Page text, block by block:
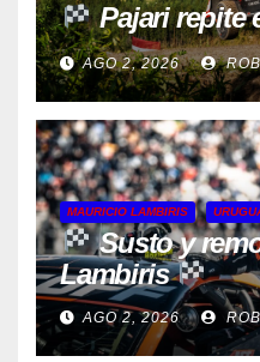
Pajari repite
AGO 2, 2026
MAURICIO LAMBIRIS
Susto y
Lambiris
AGO 2, 2026